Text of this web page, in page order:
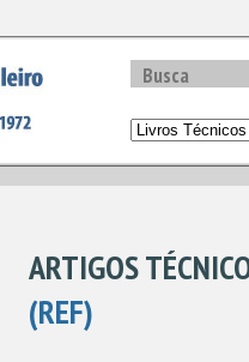
ARTIGOS
(REF)